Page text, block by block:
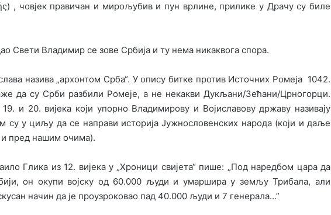
, човјек правичан и мирољубив и пун врлине, прилике у Драчу су биле
Свети Владимир се зове Србија и ту нема никаквога спора.
назива „архонтом Срба“. У опису битке против Источних Ромеја 1042.
да су Срби разбили Ромеје, а не некакви Дукљани/Зећани/Црногорци.
и 20. вијека који упорно Владимирову и Војиславову државу називају
у циљу да се направи историја Јужнословенских народа (који и даље
и пред нашим очима).
Глика из 12. вијека у „Хроници свијета“ пише: „Под наредбом цара да
он окупи војску од 60.000 људи и умаршира у земљу Трибала, али
начин да је проузроковао пад 40.000 људи и 7 генерала…”